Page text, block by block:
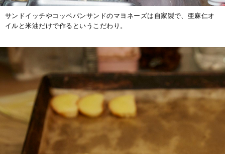
サンドイッチやコッペパンサンドのマヨネーズは自家製で、亜麻仁オ
イルと米油だけで作るというこだわり。